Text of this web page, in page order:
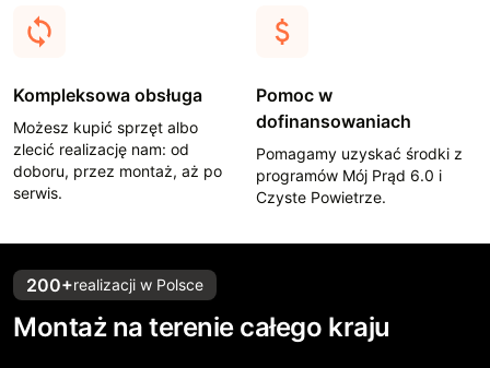
Kompleksowa obsługa
Możesz kupić sprzęt albo
zlecić realizację nam: od
doboru, przez montaż, aż po
serwis.
Pomoc w
dofinansowaniach
Pomagamy uzyskać środki z
programów Mój Prąd 6.0 i
Czyste Powietrze.
200+realizacji w Polsce
Montaż na terenie całego kraju